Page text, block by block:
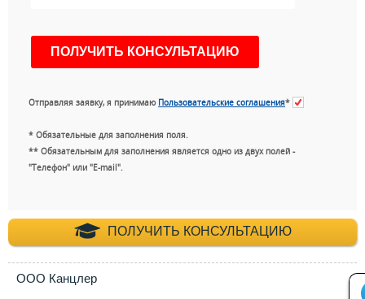
Отправляя заявку, я принимаю Пользовательские соглашения*
* Обязательные для заполнения поля.
** Обязательным для заполнения является одно из двух полей -
"Телефон" или "E-mail".
ПОЛУЧИТЬ КОНСУЛЬТАЦИЮ
+7 (495) 660-35-
ООО Канцлер